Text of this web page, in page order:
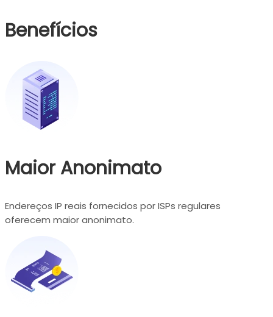
Benefícios
Maior Anonimato
Endereços IP reais fornecidos por ISPs regulares
oferecem maior anonimato.